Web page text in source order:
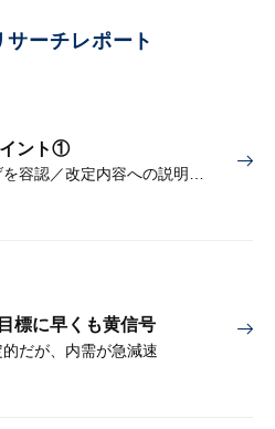
ーチレポート
イント①
高市政権はより緩慢な引上げを容認／改定内容への説明責任が焦点
標に早くも黄信号
だが、内需が急減速